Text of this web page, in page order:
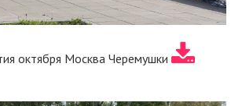
октября Москва Черемушки